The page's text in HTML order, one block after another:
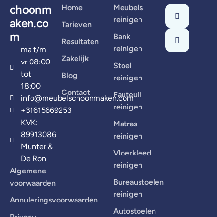
choonm
aken.co
m
ma t/m
vr 08:00
tot
18:00
info@meubelschoonmaken.com
+31615669253
KVK:
89913086
Munter &
De Ron
Algemene
voorwaarden
Annuleringsvoorwaarden
Home
Tarieven
Resultaten
Zakelijk
Blog
Contact
Meubels
reinigen
Bank
reinigen
Stoel
reinigen
Fauteuil
reinigen
Matras
reinigen
Vloerkleed
reinigen
Bureaustoelen
reinigen
Autostoelen